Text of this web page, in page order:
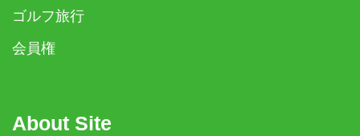
ゴルフ旅行
会員権
About Site